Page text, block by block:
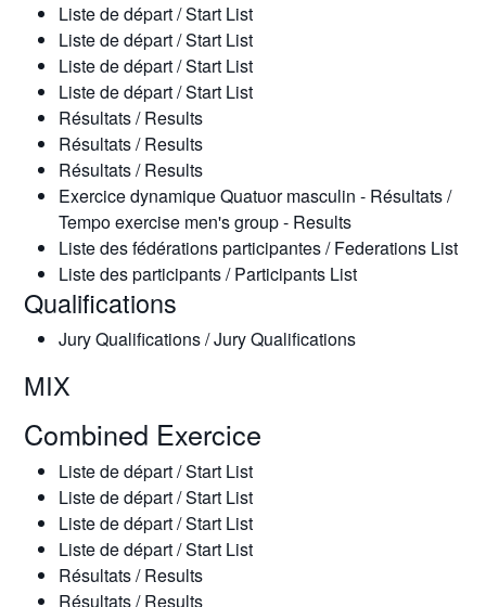
Liste de départ / Start List
Liste de départ / Start List
Liste de départ / Start List
Liste de départ / Start List
Résultats / Results
Résultats / Results
Résultats / Results
Exercice dynamique Quatuor masculin - Résultats /
Tempo exercise men's group - Results
Liste des fédérations participantes / Federations List
Liste des participants / Participants List
Qualifications
Jury Qualifications / Jury Qualifications
MIX
Combined Exercice
Liste de départ / Start List
Liste de départ / Start List
Liste de départ / Start List
Liste de départ / Start List
Résultats / Results
Résultats / Results